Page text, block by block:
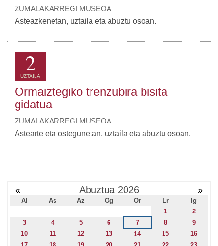
ZUMALAKARREGI MUSEOA
Asteazkenetan, uztaila eta abuztu osoan.
2
UZTAILA
Ormaiztegiko trenzubira bisita
gidatua
ZUMALAKARREGI MUSEOA
Astearte eta ostegunetan, uztaila eta abuztu osoan.
« Abuztua 2026 »
Al As Az Og Or Lr
Ig
1
2
3
4 5 6 7 8
9
10
11 12 13 14 15
16